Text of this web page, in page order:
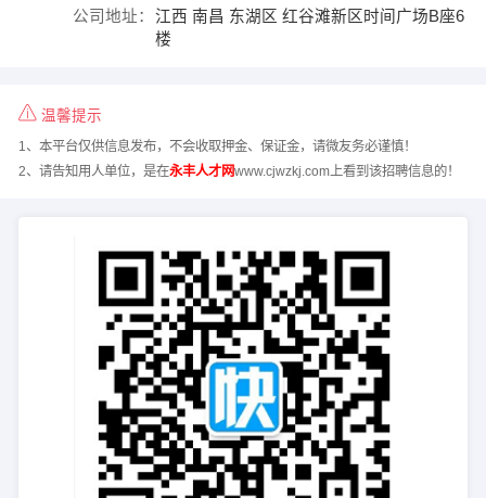
公司地址：
江西 南昌 东湖区 红谷滩新区时间广场B座6
楼
温馨提示
1、本平台仅供信息发布，不会收取押金、保证金，请微友务必谨慎！
2、请告知用人单位，是在永丰人才网www.cjwzkj.com上看到该招聘信息的！